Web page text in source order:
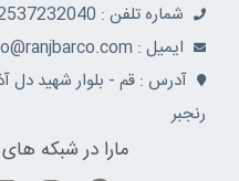
شماره تلفن : 02537235233,02537232040
ايميل : info@ranjbarco.com
رنجبر
مارا در شبکه